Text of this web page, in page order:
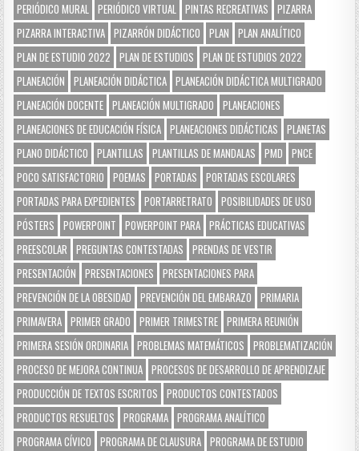
PERIÓDICO MURAL PERIÓDICO VIRTUAL PINTAS RECREATIVAS
PIZARRA
PIZARRA INTERACTIVA PIZARRÓN DIDÁCTICO PLAN
PLAN ANALÍTICO
PLAN DE ESTUDIO 2022
PLAN DE ESTUDIOS
PLAN DE ESTUDIOS 2022
PLANEACIÓN
PLANEACIÓN DIDÁCTICA PLANEACIÓN DIDÁCTICA MULTIGRADO
PLANEACIÓN DOCENTE PLANEACIÓN MULTIGRADO
PLANEACIONES
PLANEACIONES DE EDUCACIÓN FÍSICA PLANEACIONES DIDÁCTICAS
PLANETAS
PLANO DIDÁCTICO
PLANTILLAS PLANTILLAS DE MANDALAS PMD
PNCE
POCO SATISFACTORIO
POEMAS PORTADAS
PORTADAS ESCOLARES
PORTADAS PARA EXPEDIENTES
PORTARRETRATO
POSIBILIDADES DE USO
PÓSTERS
POWERPOINT POWERPOINT PARA PRÁCTICAS EDUCATIVAS
PREESCOLAR
PREGUNTAS CONTESTADAS
PRENDAS DE VESTIR
PRESENTACIÓN
PRESENTACIONES
PRESENTACIONES PARA
PREVENCIÓN DE LA OBESIDAD
PREVENCIÓN DEL EMBARAZO
PRIMARIA
PRIMAVERA PRIMER GRADO PRIMER TRIMESTRE PRIMERA REUNIÓN
PRIMERA SESIÓN ORDINARIA PROBLEMAS MATEMÁTICOS
PROBLEMATIZACIÓN
PROCESO DE MEJORA CONTINUA PROCESOS DE DESARROLLO DE APRENDIZAJE
PRODUCCIÓN DE TEXTOS ESCRITOS
PRODUCTOS CONTESTADOS
PRODUCTOS RESUELTOS
PROGRAMA PROGRAMA ANALÍTICO
PROGRAMA CÍVICO
PROGRAMA DE CLAUSURA PROGRAMA DE ESTUDIO